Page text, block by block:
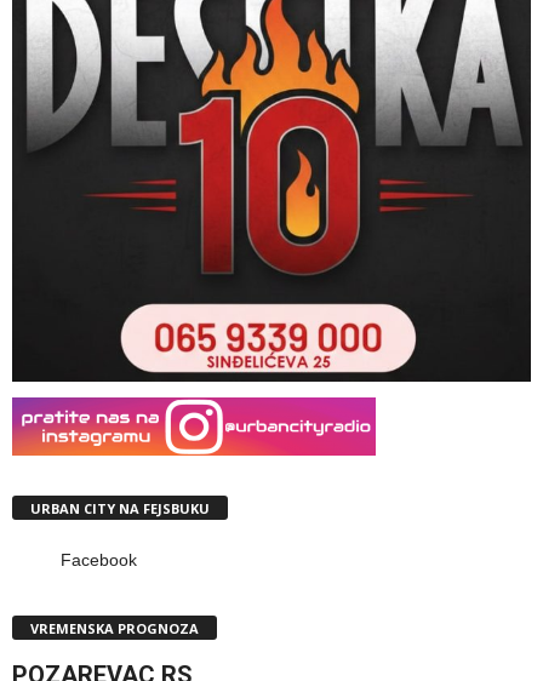
URBAN CITY NA FEJSBUKU
Facebook
VREMENSKA PROGNOZA
POZAREVAC,RS